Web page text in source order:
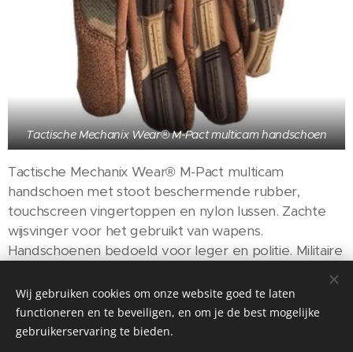
Tactische Mechanix Wear® M-Pact multicam handschoen
Tactische Mechanix Wear® M-Pact multicam
handschoen met stoot beschermende rubber,
touchscreen vingertoppen en nylon lussen. Zachte
wijsvinger voor het gebruikt van wapens.
Handschoenen bedoeld voor leger en politie. Militaire
Beschermt de rug van de hand en vingers stegen
schokken, stoten en schaafwonden.
Wij gebruiken cookies om onze website goed te laten
functioneren en te beveiligen, en om je de best mogelijke
gebruikerservaring te bieden.